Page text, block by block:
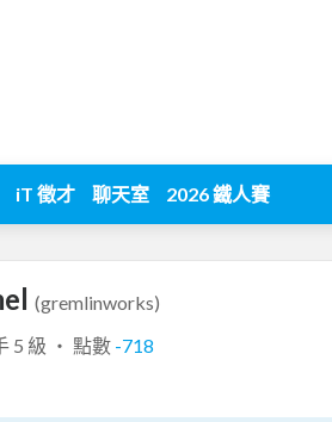
iT 徵才 聊天室 2026 鐵人賽
(gremlinworks)
5 級 ‧ 點數 -718